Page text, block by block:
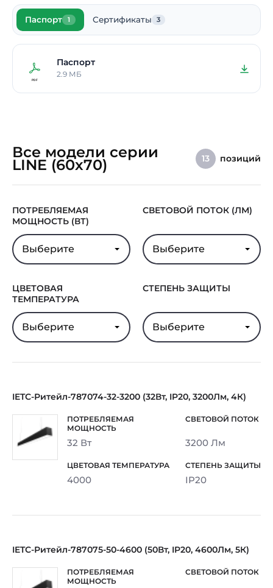
Длина
985 мм
Ширина
Высота / Глубина
Срок службы светодиодов
Гарантия
5 лет
Паспорт 1 Сертификаты 3
Паспорт
2.9 МБ
Все модели серии
LINE (60х70) 13 позиций
ПОТРЕБЛЯЕМАЯ
МОЩНОСТЬ (ВТ)
Выберите
СВЕТОВОЙ ПОТОК (ЛМ)
Выберите
ЦВЕТОВАЯ
ТЕМПЕРАТУРА
Выберите
СТЕПЕНЬ ЗАЩИТЫ
Выберите
IETC-Ритейл-787074-32-3200 (32Вт, IP20, 3200Лм, 4К)
32 Вт 3200 Лм
4000 IP20
IETC-Ритейл-787075-50-4600 (50Вт, IP20, 4600Лм, 5К)